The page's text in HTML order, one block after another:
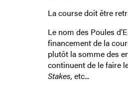
La course doit être
Le nom des Poules
financement de la
plutôt la somme des
continuent de le faire
Stakes, etc...